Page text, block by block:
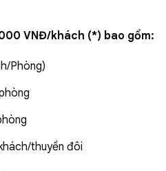
VNĐ/khách (*) bao gồm:
Phòng)
thuyền đôi